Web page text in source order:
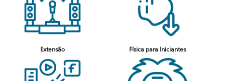
Extensão Física para Iniciantes